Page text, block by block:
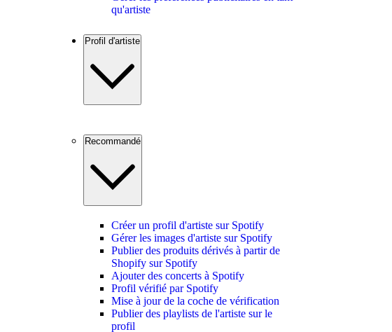
qu'artiste
Profil d'artiste
Recommandé
Créer un profil d'artiste sur Spotify
Gérer les images d'artiste sur Spotify
Publier des produits dérivés à partir de
Shopify sur Spotify
Ajouter des concerts à Spotify
Profil vérifié par Spotify
Mise à jour de la coche de vérification
Publier des playlists de l'artiste sur le
profil